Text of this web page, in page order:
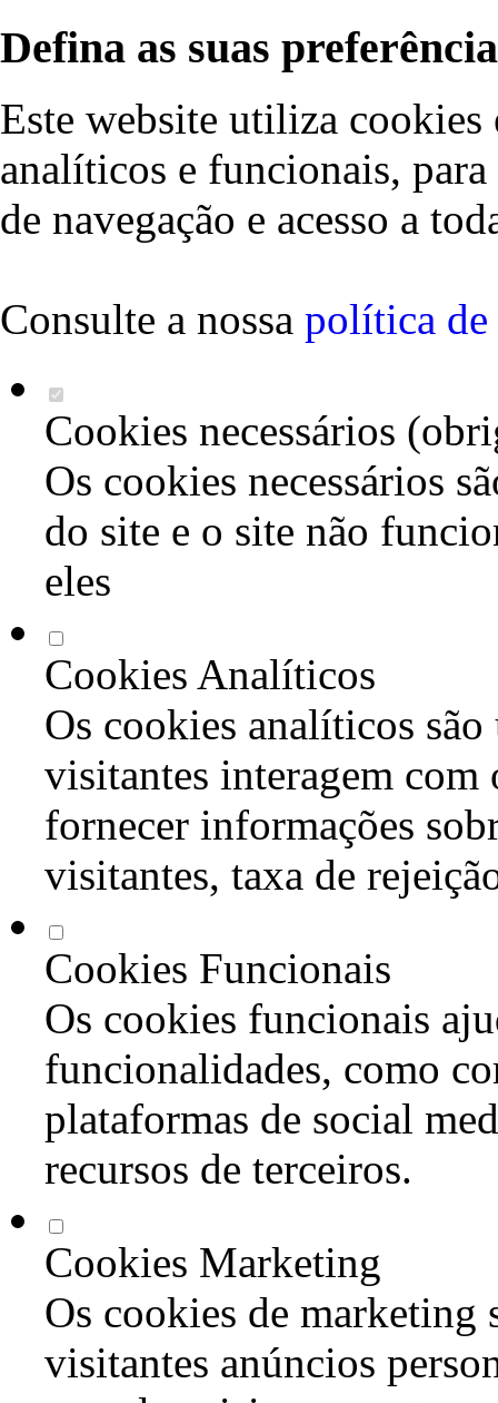
Defina as suas
Este website utiliza cookies
analíticos e funcionais,
de navegação e acesso a
Consulte a nossa política de
Cookies necessários
Os cookies necessários
do site e o site não
eles
Cookies Analíticos
Os cookies analíticos são
visitantes interagem com
fornecer informações
visitantes, taxa de
Cookies Funcionais
Os cookies funcionais
funcionalidades, como
plataformas de social
recursos de terceiros.
Cookies Marketing
Os cookies de marketing
visitantes anúncios